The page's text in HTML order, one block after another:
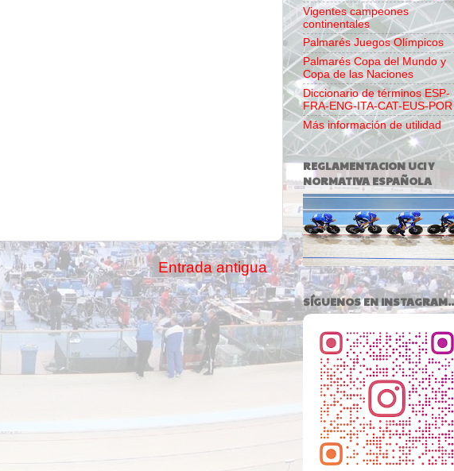
Entrada antigua
Vigentes campeones
continentales
Palmarés Juegos Olímpicos
Palmarés Copa del Mundo y
Copa de las Naciones
Diccionario de términos ESP-
FRA-ENG-ITA-CAT-EUS-POR
Más información de utilidad
REGLAMENTACION UCI Y
NORMATIVA ESPAÑOLA
SÍGUENOS EN